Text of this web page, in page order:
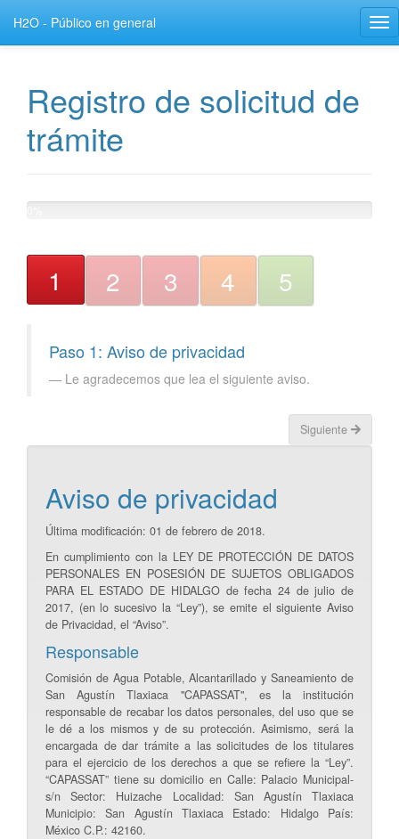
H2O - Público en general
Registro de solicitud de
trámite
1 2 3 4 5
Paso 1: Aviso de privacidad
Le agradecemos que lea el siguiente aviso.
Siguiente
Aviso de privacidad
Última modificación: 01 de febrero de 2018.
En cumplimiento con la LEY DE PROTECCIÓN DE DATOS
PERSONALES EN POSESIÓN DE SUJETOS OBLIGADOS
PARA EL ESTADO DE HIDALGO de fecha 24 de julio de
2017, (en lo sucesivo la “Ley”), se emite el siguiente Aviso
de Privacidad, el “Aviso”.
Responsable
Comisión de Agua Potable, Alcantarillado y Saneamiento de
San Agustín Tlaxiaca "CAPASSAT", es la institución
responsable de recabar los datos personales, del uso que se
le dé a los mismos y de su protección. Asimismo, será la
encargada de dar trámite a las solicitudes de los titulares
para el ejercicio de los derechos a que se refiere la “Ley”.
“CAPASSAT” tiene su domicilio en Calle: Palacio Municipal-
s/n Sector: Huizache Localidad: San Agustín Tlaxiaca
Municipio: San Agustín Tlaxiaca Estado: Hidalgo País:
México C.P.: 42160.